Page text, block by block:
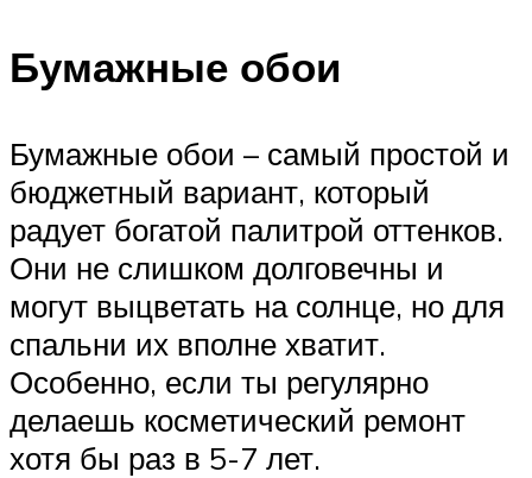
Бумажные обои
Бумажные обои – самый простой и
бюджетный вариант, который
радует богатой палитрой оттенков.
Они не слишком долговечны и
могут выцветать на солнце, но для
спальни их вполне хватит.
Особенно, если ты регулярно
делаешь косметический ремонт
хотя бы раз в 5-7 лет.